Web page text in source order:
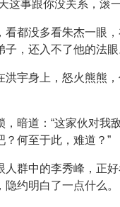
这事跟你没关系，滚
看都没多看朱杰一眼
，还入不了他的法眼
洪宇身上，怒火熊熊
，暗道：“这家伙对我
？何至于此，难道？”
人群中的李秀峰，正
约明白了一点什么。